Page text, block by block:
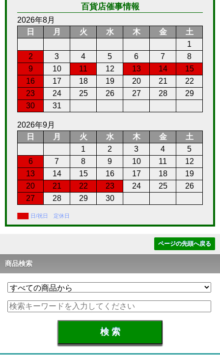
百貨店催事情報
2026年8月
日
月 火 水 木 金
土
1
2
3 4 5 6 7
8
9
10 11 12 13 14
15
16
17 18 19 20 21
22
23
24 25 26 27 28
29
30
31
2026年9月
日
月 火 水 木 金
土
1
2 3 4
5
6
7 8 9 10 11
12
13
14 15 16 17 18
19
20
21 22 23 24 25
26
27
28 29 30
日/祝日 定休日
ページの先頭へ戻る
商品検索